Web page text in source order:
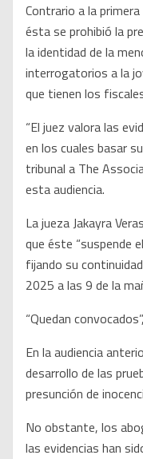
Contrario a la
ésta se prohibió la
la identidad de la
interrogatorios a la
que tienen los
“El juez valora las
en los cuales basar
tribunal a The
esta audiencia.
La jueza Jakayra
que éste “suspende
fijando su
2025 a las 9 de la
“Quedan
En la audiencia
desarrollo de las
presunción de
No obstante, los
las evidencias han